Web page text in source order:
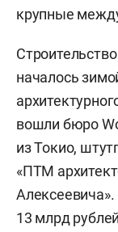
крупные
началось
вошли бюро
из Токио,
«ПТМ
13 млрд